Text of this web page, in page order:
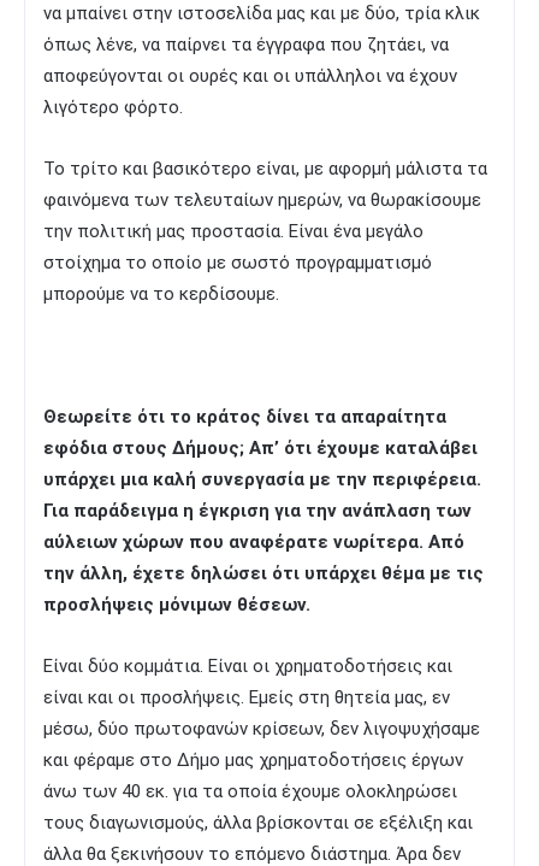
να μπαίνει στην ιστοσελίδα μας και με δύο, τρία κλικ
όπως λένε, να παίρνει τα έγγραφα που ζητάει, να
αποφεύγονται οι ουρές και οι υπάλληλοι να έχουν
λιγότερο φόρτο.
Το τρίτο και βασικότερο είναι, με αφορμή μάλιστα τα
φαινόμενα των τελευταίων ημερών, να θωρακίσουμε
την πολιτική μας προστασία. Είναι ένα μεγάλο
στοίχημα το οποίο με σωστό προγραμματισμό
μπορούμε να το κερδίσουμε.
Θεωρείτε ότι το κράτος δίνει τα απαραίτητα
εφόδια στους Δήμους; Απ’ ότι έχουμε καταλάβει
υπάρχει μια καλή συνεργασία με την περιφέρεια.
Για παράδειγμα η έγκριση για την ανάπλαση των
αύλειων χώρων που αναφέρατε νωρίτερα. Από
την άλλη, έχετε δηλώσει ότι υπάρχει θέμα με τις
προσλήψεις μόνιμων θέσεων.
Είναι δύο κομμάτια. Είναι οι χρηματοδοτήσεις και
είναι και οι προσλήψεις. Εμείς στη θητεία μας, εν
μέσω, δύο πρωτοφανών κρίσεων, δεν λιγοψυχήσαμε
και φέραμε στο Δήμο μας χρηματοδοτήσεις έργων
άνω των 40 εκ. για τα οποία έχουμε ολοκληρώσει
τους διαγωνισμούς, άλλα βρίσκονται σε εξέλιξη και
άλλα θα ξεκινήσουν το επόμενο διάστημα. Άρα δεν